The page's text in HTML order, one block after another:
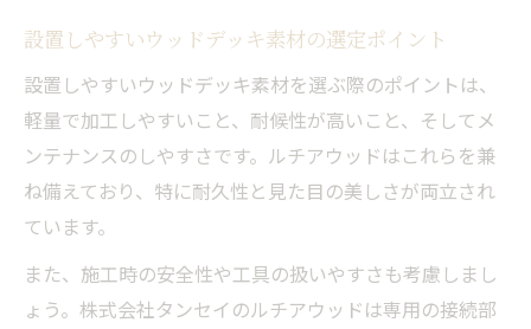
設置しやすいウッドデッキ素材の選定ポイント
設置しやすいウッドデッキ素材を選ぶ際のポイントは、
軽量で加工しやすいこと、耐候性が高いこと、そしてメ
ンテナンスのしやすさです。ルチアウッドはこれらを兼
ね備えており、特に耐久性と見た目の美しさが両立され
ています。
また、施工時の安全性や工具の扱いやすさも考慮しまし
ょう。株式会社タンセイのルチアウッドは専用の接続部